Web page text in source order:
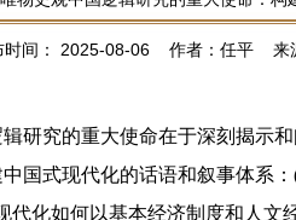
时间： 2025-08-06 作者：任平 来
研究的重大使命在于深刻揭示
国式现代化的话语和叙事体系
代化如何以基本经济制度和人